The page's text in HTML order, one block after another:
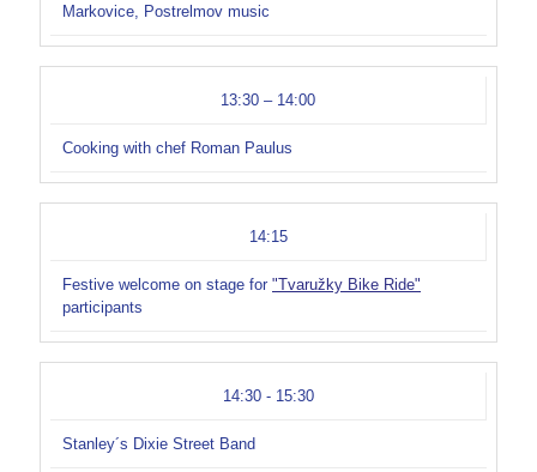
Markovice, Postrelmov music
13:30 – 14:00
Cooking with chef Roman Paulus
14:15
Festive welcome on stage for "Tvaružky Bike Ride"
participants
14:30 - 15:30
Stanley´s Dixie Street Band